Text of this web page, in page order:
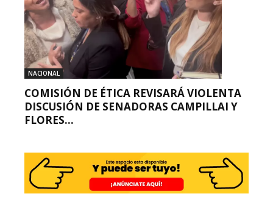
NACIONAL
COMISIÓN DE ÉTICA REVISARÁ VIOLENTA
DISCUSIÓN DE SENADORAS CAMPILLAI Y
FLORES...